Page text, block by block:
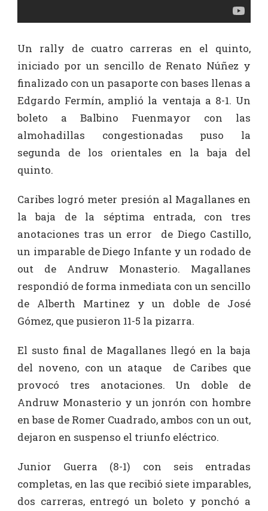
Un rally de cuatro carreras en el quinto,
iniciado por un sencillo de Renato Núñez y
finalizado con un pasaporte con bases llenas a
Edgardo Fermín, amplió la ventaja a 8-1. Un
boleto a Balbino Fuenmayor con las
almohadillas congestionadas puso la
segunda de los orientales en la baja del
quinto.
Caribes logró meter presión al Magallanes en
la baja de la séptima entrada, con tres
anotaciones tras un error de Diego Castillo,
un imparable de Diego Infante y un rodado de
out de Andruw Monasterio. Magallanes
respondió de forma inmediata con un sencillo
de Alberth Martinez y un doble de José
Gómez, que pusieron 11-5 la pizarra.
El susto final de Magallanes llegó en la baja
del noveno, con un ataque de Caribes que
provocó tres anotaciones. Un doble de
Andruw Monasterio y un jonrón con hombre
en base de Romer Cuadrado, ambos con un out,
dejaron en suspenso el triunfo eléctrico.
Junior Guerra (8-1) con seis entradas
completas, en las que recibió siete imparables,
dos carreras, entregó un boleto y ponchó a